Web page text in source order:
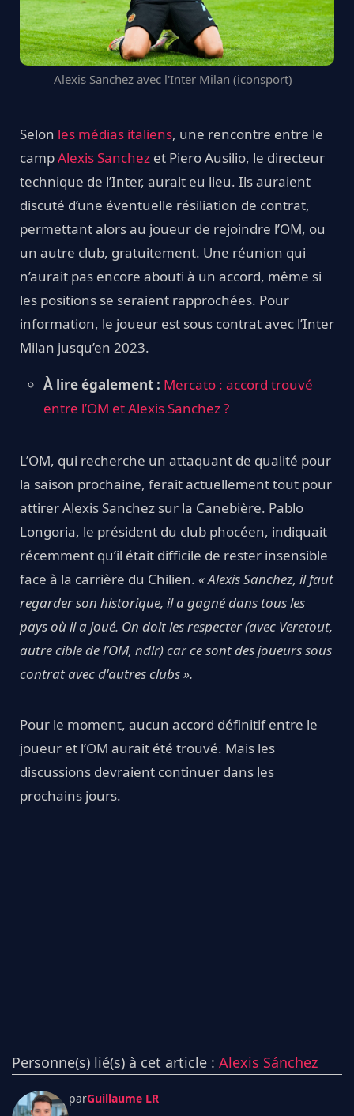
Alexis Sanchez avec l'Inter Milan (iconsport)
Selon les médias italiens, une rencontre entre le
campAlexis Sanchez et Piero Ausilio, le directeur
technique de l’Inter, aurait eu lieu. Ils auraient
discuté d’une éventuelle résiliation de contrat,
permettant alors au joueur de rejoindre l’OM, ou
un autre club, gratuitement. Une réunion qui
n’aurait pas encore abouti à un accord, même si
les positions se seraient rapprochées. Pour
information, le joueur est sous contrat avec l’Inter
Milan jusqu’en 2023.
À lire également : Mercato : accord trouvé
entre l’OM et Alexis Sanchez ?
L’OM, qui recherche un attaquant de qualité pour
la saison prochaine, ferait actuellement tout pour
attirer Alexis Sanchez sur la Canebière. Pablo
Longoria, le président du club phocéen, indiquait
récemment qu’il était difficile de rester insensible
face à la carrière du Chilien. « Alexis Sanchez, il faut
regarder son historique, il a gagné dans tous les
pays où il a joué. On doit les respecter (avec Veretout,
autre cible de l’OM, ndlr) car ce sont des joueurs sous
contrat avec d'autres clubs ».
Pour le moment, aucun accord définitif entre le
joueur et l’OM aurait été trouvé. Mais les
discussions devraient continuer dans les
prochains jours.
Personne(s) lié(s) à cet article : Alexis Sánchez
parGuillaume LR